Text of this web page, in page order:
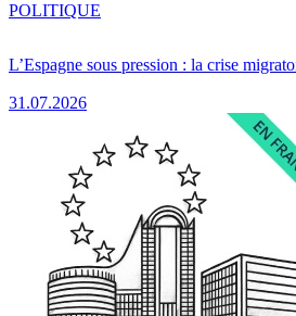
L’Espagne sous pression : la crise
31.07.2026
POLITIQUE